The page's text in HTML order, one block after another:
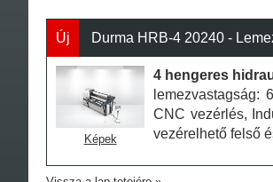
Új Durma HRB-4 20240 -
Képek
4 hengeres
lemezvastagság:
CNC vezérlés,
vezérelhető felső